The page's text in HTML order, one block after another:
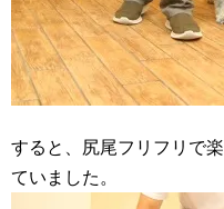
すると、尻尾フリフリで
ていました。